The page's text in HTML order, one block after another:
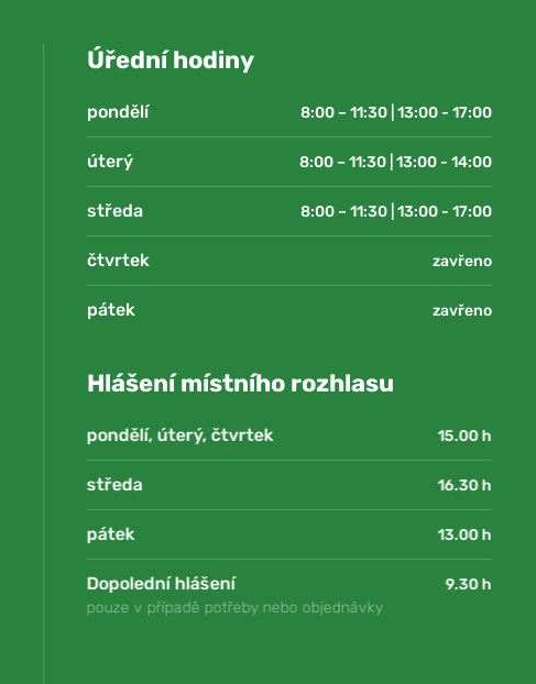
Úřední hodiny
pondělí 8:00 – 11:30 | 13:00 - 17:00
úterý 8:00 – 11:30 | 13:00 - 14:00
středa 8:00 – 11:30 | 13:00 - 17:00
čtvrtek zavřeno
pátek zavřeno
Hlášení místního rozhlasu
pondělí, úterý, čtvrtek 15.00 h
středa 16.30 h
pátek 13.00 h
Dopolední hlášení
9.30 h
pouze v případě potřeby nebo objednávky